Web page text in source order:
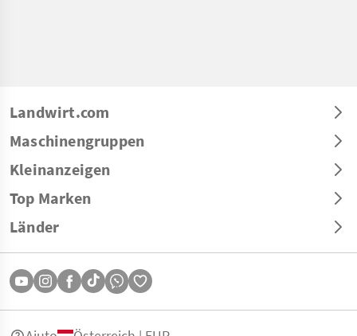
Landwirt.com
Maschinengruppen
Kleinanzeigen
Top Marken
Länder